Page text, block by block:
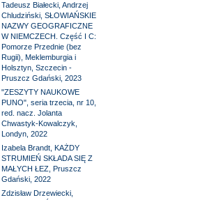
Tadeusz Białecki, Andrzej
Chludziński, SŁOWIAŃSKIE
NAZWY GEOGRAFICZNE
W NIEMCZECH. Część I C:
Pomorze Przednie (bez
Rugii), Meklemburgia i
Holsztyn, Szczecin -
Pruszcz Gdański, 2023
"ZESZYTY NAUKOWE
PUNO", seria trzecia, nr 10,
red. nacz. Jolanta
Chwastyk-Kowalczyk,
Londyn, 2022
Izabela Brandt, KAŻDY
STRUMIEŃ SKŁADA SIĘ Z
MAŁYCH ŁEZ, Pruszcz
Gdański, 2022
Zdzisław Drzewiecki,